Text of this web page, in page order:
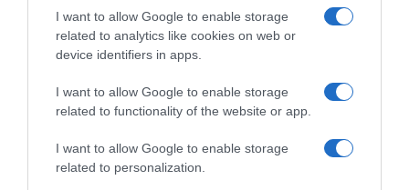
I want to allow Google to enable storage
related to analytics like cookies on web or
device identifiers in apps.
I want to allow Google to enable storage
related to functionality of the website or app.
I want to allow Google to enable storage
related to personalization.
AILLEURS SUR LE WEB